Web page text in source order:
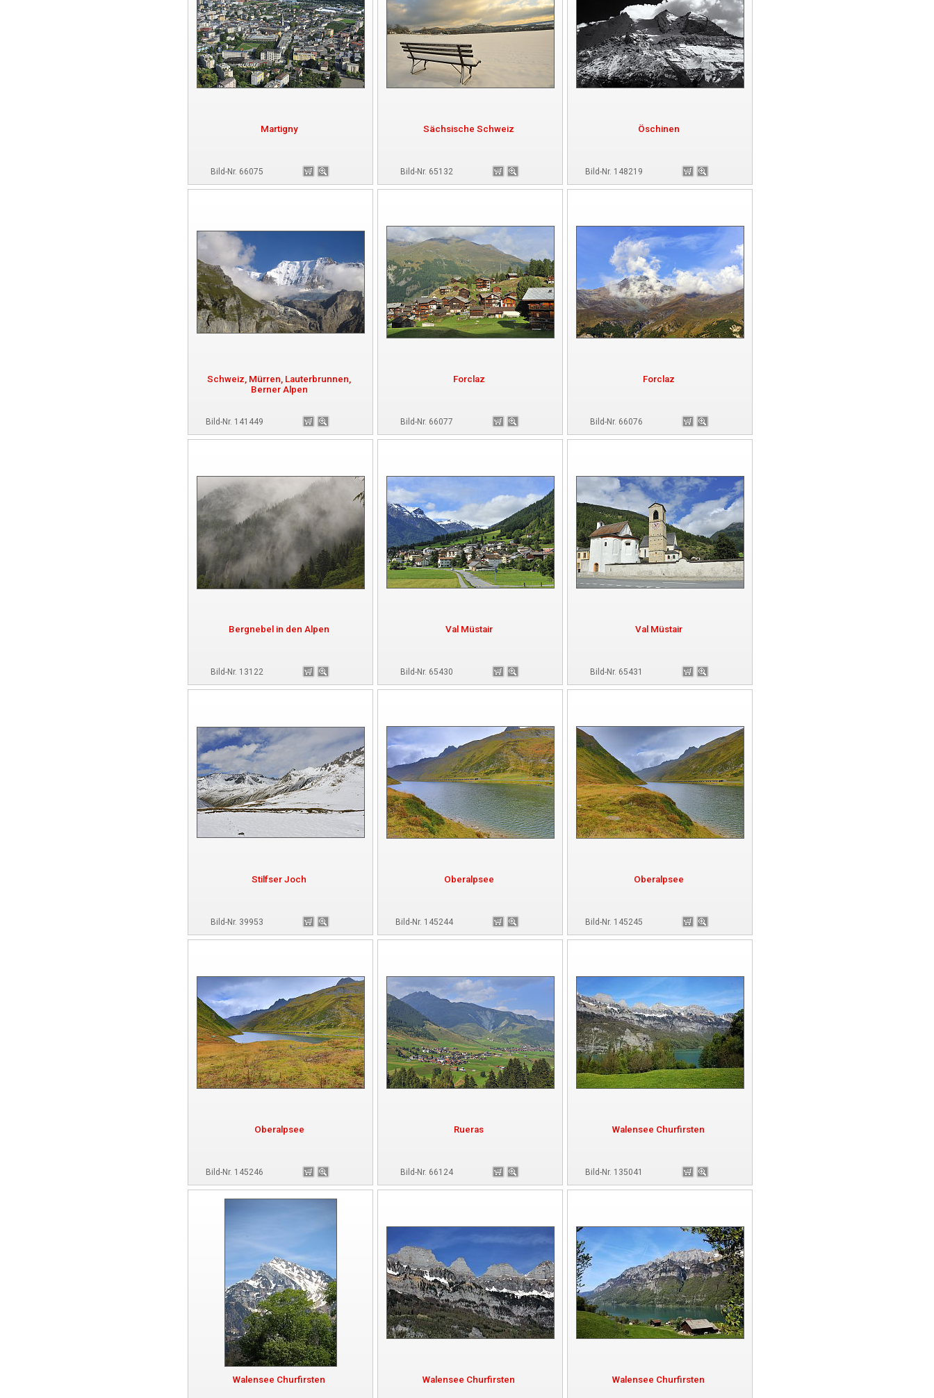
Martigny
Bild-Nr. 66075
Sächsische Schweiz
Bild-Nr. 65132
Öschinen
Bild-Nr. 148219
Schweiz, Mürren, Lauterbrunnen,
Berner Alpen
Bild-Nr. 141449
Forclaz
Bild-Nr. 66077
Forclaz
Bild-Nr. 66076
Bergnebel in den Alpen
Bild-Nr. 13122
Val Müstair
Bild-Nr. 65430
Val Müstair
Bild-Nr. 65431
Stilfser Joch
Bild-Nr. 39953
Oberalpsee
Bild-Nr. 145244
Oberalpsee
Bild-Nr. 145245
Oberalpsee
Bild-Nr. 145246
Rueras
Bild-Nr. 66124
Walensee Churfirsten
Bild-Nr. 135041
Walensee Churfirsten Walensee Churfirsten Walensee Churfirsten